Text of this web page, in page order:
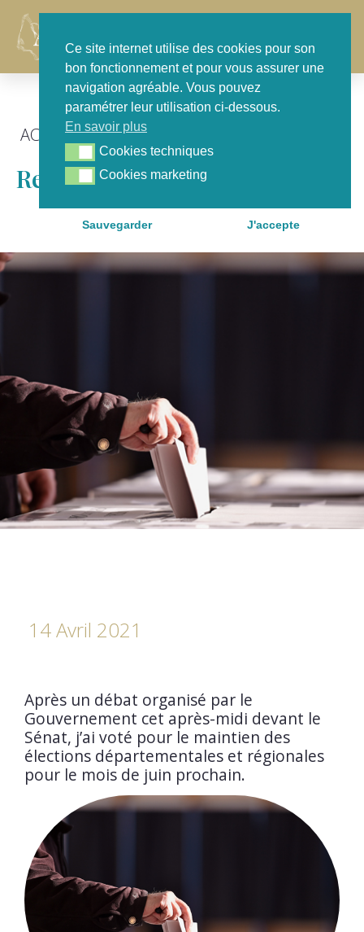
ACTU GÉNÉRALE,
Report Des Élections Locales
14 Avril 2021
Après un débat organisé par le
Gouvernement cet après-midi devant le
Sénat, j’ai voté pour le maintien des
élections départementales et régionales
pour le mois de juin prochain.
Ce site internet utilise des cookies pour son
bon fonctionnement et pour vous assurer une
navigation agréable. Vous pouvez
paramétrer leur utilisation ci-dessous.
En savoir plus
Cookies techniques
Cookies techniques
Cookies marketing
Cookies marketing
Sauvegarder J'accepte